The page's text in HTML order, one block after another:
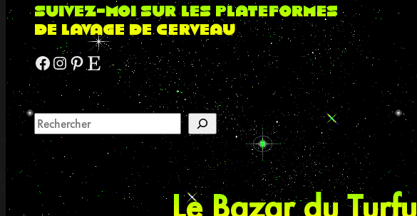
suivez-moi sur les plateformes
de lavage de cerveau
Facebook InstagramPinterest Etsy
Le Bazar du Turfu